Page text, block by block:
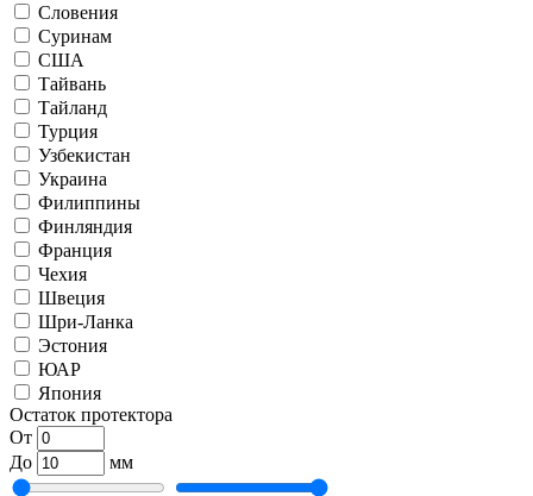
Словения
Суринам
США
Тайвань
Тайланд
Турция
Узбекистан
Украина
Филиппины
Финляндия
Франция
Чехия
Швеция
Шри-Ланка
Эстония
ЮАР
Япония
Остаток протектора
От
До
мм